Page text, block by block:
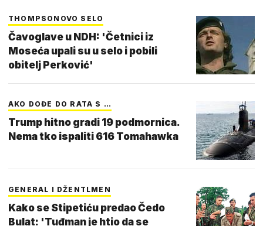
THOMPSONOVO SELO
Čavoglave u NDH: 'Četnici iz
Moseća upali su u selo i pobili
obitelj Perković'
AKO DOĐE DO RATA S …
Trump hitno gradi 19 podmornica.
Nema tko ispaliti 616 Tomahawka
GENERAL I DŽENTLMEN
Kako se Stipetiću predao Čedo
Bulat: 'Tuđman je htio da se